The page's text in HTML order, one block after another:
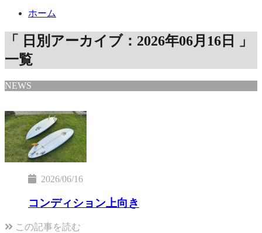
ホーム
「 日別アーカイブ：2026年06月16日 」
一覧
NEWS
2026/06/16
コンディション上向き
この記事を読む